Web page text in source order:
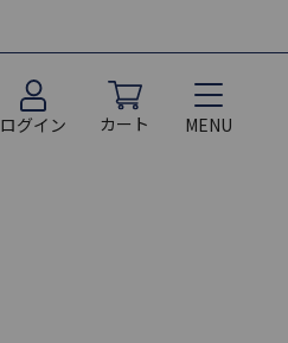
ログイン カート MENU